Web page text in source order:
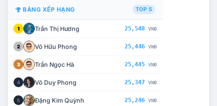
BẢNG XẾP HẠNG TOP 5
1 Trần Thị Hương 25,548 VNĐ
2 Võ Hữu Phong 25,446 VNĐ
3 Trần Ngọc Hà 25,445 VNĐ
4 Võ Duy Phong 25,347 VNĐ
5 Đặng Kim Quỳnh 25,246 VNĐ